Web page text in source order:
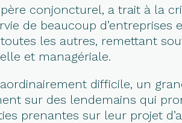
conjoncturel, a trait à la
de beaucoup
les autres, remettant
et managériale.
difficile, un
sur des lendemains qui
prenantes sur leur projet